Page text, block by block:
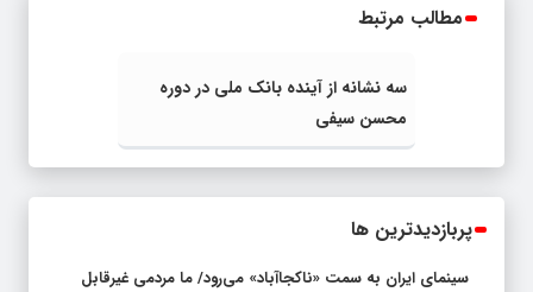
مطالب مرتبط
سه نشانه از آینده بانک ملی در دوره
محسن سیفی
پربازدیدترین ها
سینمای ایران به سمت «ناکجاآباد» می‌رود/ ما مردمی غیرقابل